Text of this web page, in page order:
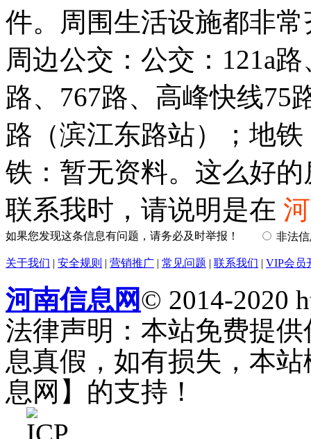
件。周围生活设施都非
周边公交：公交：121a
路、767路、高峰快线75
路（滨江东路站）；地
铁：暂无资料。这么好
联系我时，请说明是在
如果您发现这条信息有问题，请务必及时举报！ 非法
关于我们 | 安全规则 | 营销推广 | 常见问题 | 联系我们 | VIP会员
河南信息网© 2014-2020
法律声明：本站免费提
息真假，如有损失，本
息网】的支持！